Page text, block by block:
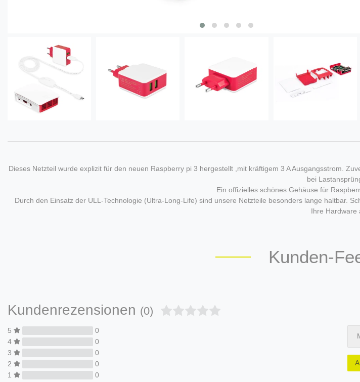
Dieses Netzteil wurde explizit für den neuen Raspberry pi 3 hergestellt ,mit kräftigem 3 A Ausgangsstrom.
bei
Ein offizielles schönes Gehäuse für
Durch den Einsatz der ULL-Technologie (Ultra-Long-Life) sind unsere Netzteile besonders lange haltbar.
Ihre Hardware
Kunden-
Kundenrezensionen (0)
5
0
4
0
3
0
2
0
1
0